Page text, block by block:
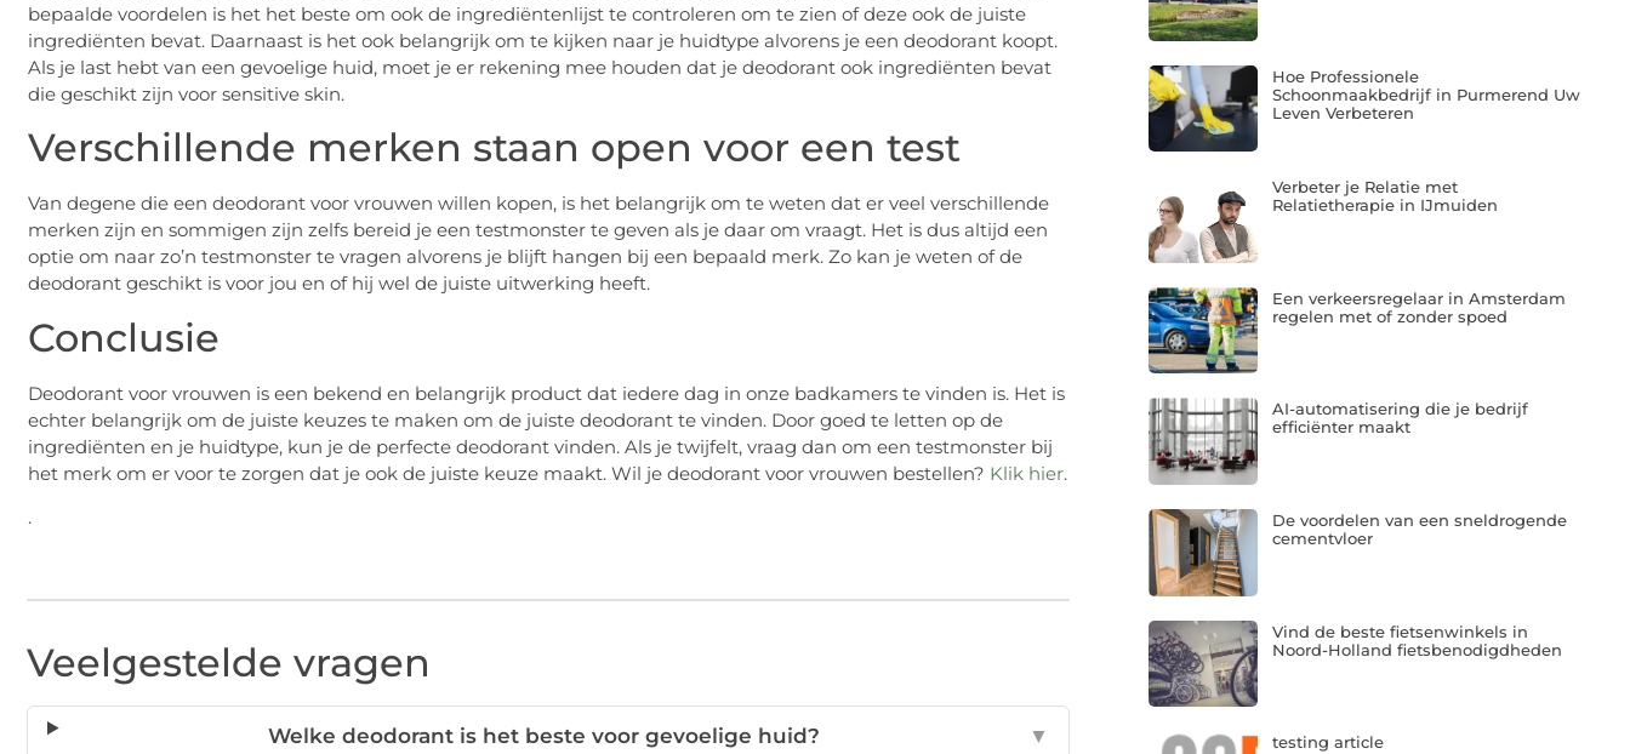
bepaalde voordelen is het het beste om ook de ingrediëntenlijst te controleren om te zien of deze ook de juiste
ingrediënten bevat. Daarnaast is het ook belangrijk om te kijken naar je huidtype alvorens je een deodorant koopt.
Als je last hebt van een gevoelige huid, moet je er rekening mee houden dat je deodorant ook ingrediënten bevat
die geschikt zijn voor sensitive skin.
Verschillende merken staan open voor een test
Van degene die een deodorant voor vrouwen willen kopen, is het belangrijk om te weten dat er veel verschillende
merken zijn en sommigen zijn zelfs bereid je een testmonster te geven als je daar om vraagt. Het is dus altijd een
optie om naar zo’n testmonster te vragen alvorens je blijft hangen bij een bepaald merk. Zo kan je weten of de
deodorant geschikt is voor jou en of hij wel de juiste uitwerking heeft.
Conclusie
Deodorant voor vrouwen is een bekend en belangrijk product dat iedere dag in onze badkamers te vinden is. Het is
echter belangrijk om de juiste keuzes te maken om de juiste deodorant te vinden. Door goed te letten op de
ingrediënten en je huidtype, kun je de perfecte deodorant vinden. Als je twijfelt, vraag dan om een testmonster bij
het merk om er voor te zorgen dat je ook de juiste keuze maakt. Wil je deodorant voor vrouwen bestellen? Klik hier.
.
Veelgestelde vragen
Welke deodorant is het beste voor gevoelige huid? ▼
Hoe Professionele
Schoonmaakbedrijf in Purmerend Uw
Leven Verbeteren
Verbeter je Relatie met
Relatietherapie in IJmuiden
Een verkeersregelaar in Amsterdam
regelen met of zonder spoed
AI-automatisering die je bedrijf
efficiënter maakt
De voordelen van een sneldrogende
cementvloer
Vind de beste fietsenwinkels in
Noord-Holland fietsbenodigdheden
testing article